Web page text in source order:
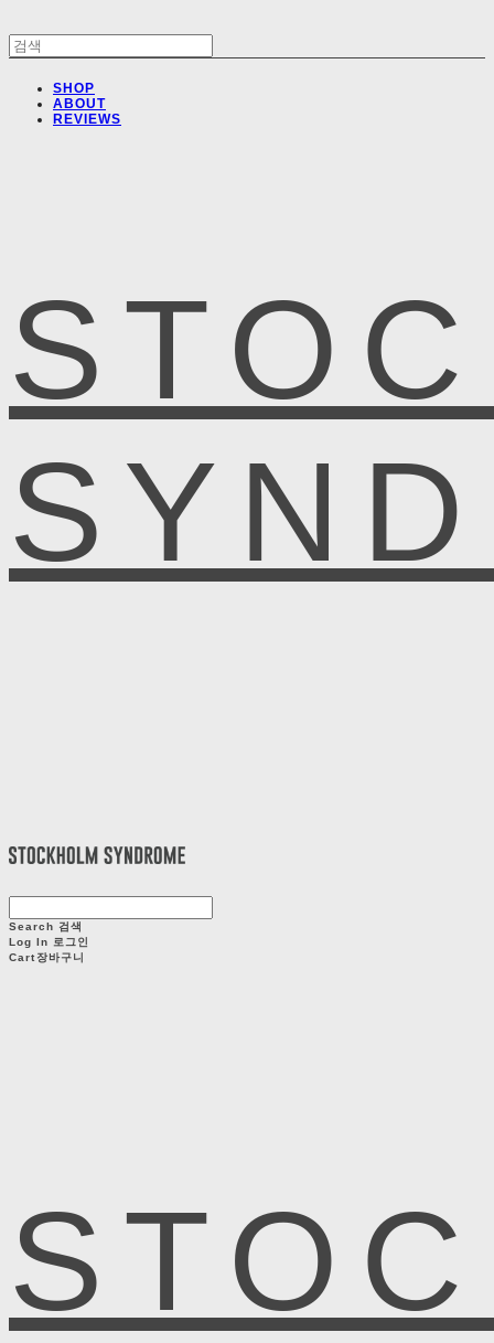
SHOP
ABOUT
REVIEWS
Search 검색
Log In 로그인
Cart장바구니